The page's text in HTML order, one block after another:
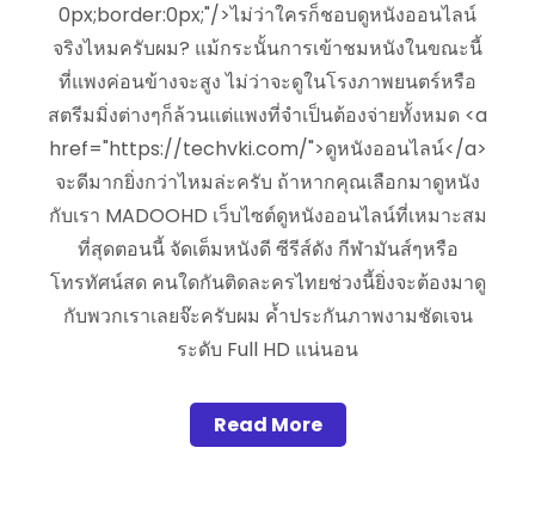
0px;border:0px;"/>ไม่ว่าใครก็ชอบดูหนังออนไลน์
จริงไหมครับผม? แม้กระนั้นการเข้าชมหนังในขณะนี้
ที่แพงค่อนข้างจะสูง ไม่ว่าจะดูในโรงภาพยนตร์หรือ
สตรีมมิ่งต่างๆก็ล้วนแต่แพงที่จำเป็นต้องจ่ายทั้งหมด <a
href="https://techvki.com/">ดูหนังออนไลน์</a>
จะดีมากยิ่งกว่าไหมล่ะครับ ถ้าหากคุณเลือกมาดูหนัง
กับเรา MADOOHD เว็บไซต์ดูหนังออนไลน์ที่เหมาะสม
ที่สุดตอนนี้ จัดเต็มหนังดี ซีรีส์ดัง กีฬามันส์ๆหรือ
โทรทัศน์สด คนใดกันติดละครไทยช่วงนี้ยิ่งจะต้องมาดู
กับพวกเราเลยจ๊ะครับผม ค้ำประกันภาพงามชัดเจน
ระดับ Full HD แน่นอน
Read More